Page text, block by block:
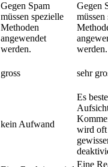
Gegen Spam
müssen spezielle
Methoden
angewendet
werden.
Gegen
müssen
werden.
gross sehr
kein Aufwand
Es
wird oft
Eine